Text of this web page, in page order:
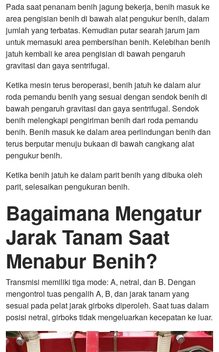
Pada saat penanam benih jagung bekerja, benih masuk ke
area pengisian benih di bawah alat pengukur benih, dalam
jumlah yang terbatas. Kemudian putar searah jarum jam
untuk memasuki area pembersihan benih. Kelebihan benih
jatuh kembali ke area pengisian di bawah pengaruh
gravitasi dan gaya sentrifugal.
Ketika mesin terus beroperasi, benih jatuh ke dalam alur
roda pemandu benih yang sesuai dengan sendok benih di
bawah pengaruh gravitasi dan gaya sentrifugal. Sendok
benih melengkapi pengiriman benih dari roda pemandu
benih. Benih masuk ke dalam area perlindungan benih dan
terus berputar menuju bukaan di bawah cangkang alat
pengukur benih.
Ketika benih jatuh ke dalam parit benih yang dibuka oleh
parit, selesaikan pengukuran benih.
Bagaimana Mengatur
Jarak Tanam Saat
Menabur Benih?
Transmisi memiliki tiga mode: A, netral, dan B. Dengan
mengontrol tuas pengalih A, B, dan jarak tanam yang
sesuai pada pelat jarak girboks diperoleh. Saat tuas dalam
posisi netral, girboks tidak mengeluarkan kecepatan ke luar.